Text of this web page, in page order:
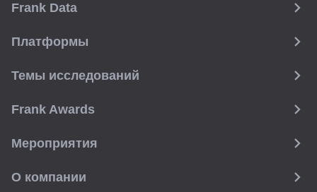
Frank Data
Платформы
Темы исследований
Frank Awards
Мероприятия
О компании